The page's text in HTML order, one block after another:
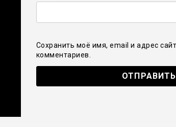
Сохранить моё имя, email и адрес
комментариев.